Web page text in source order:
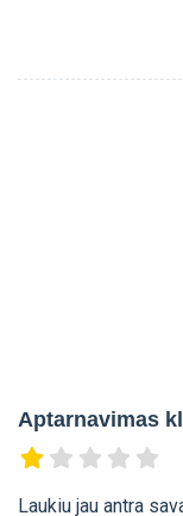
Aptarnavimas
Laukiu jau antra